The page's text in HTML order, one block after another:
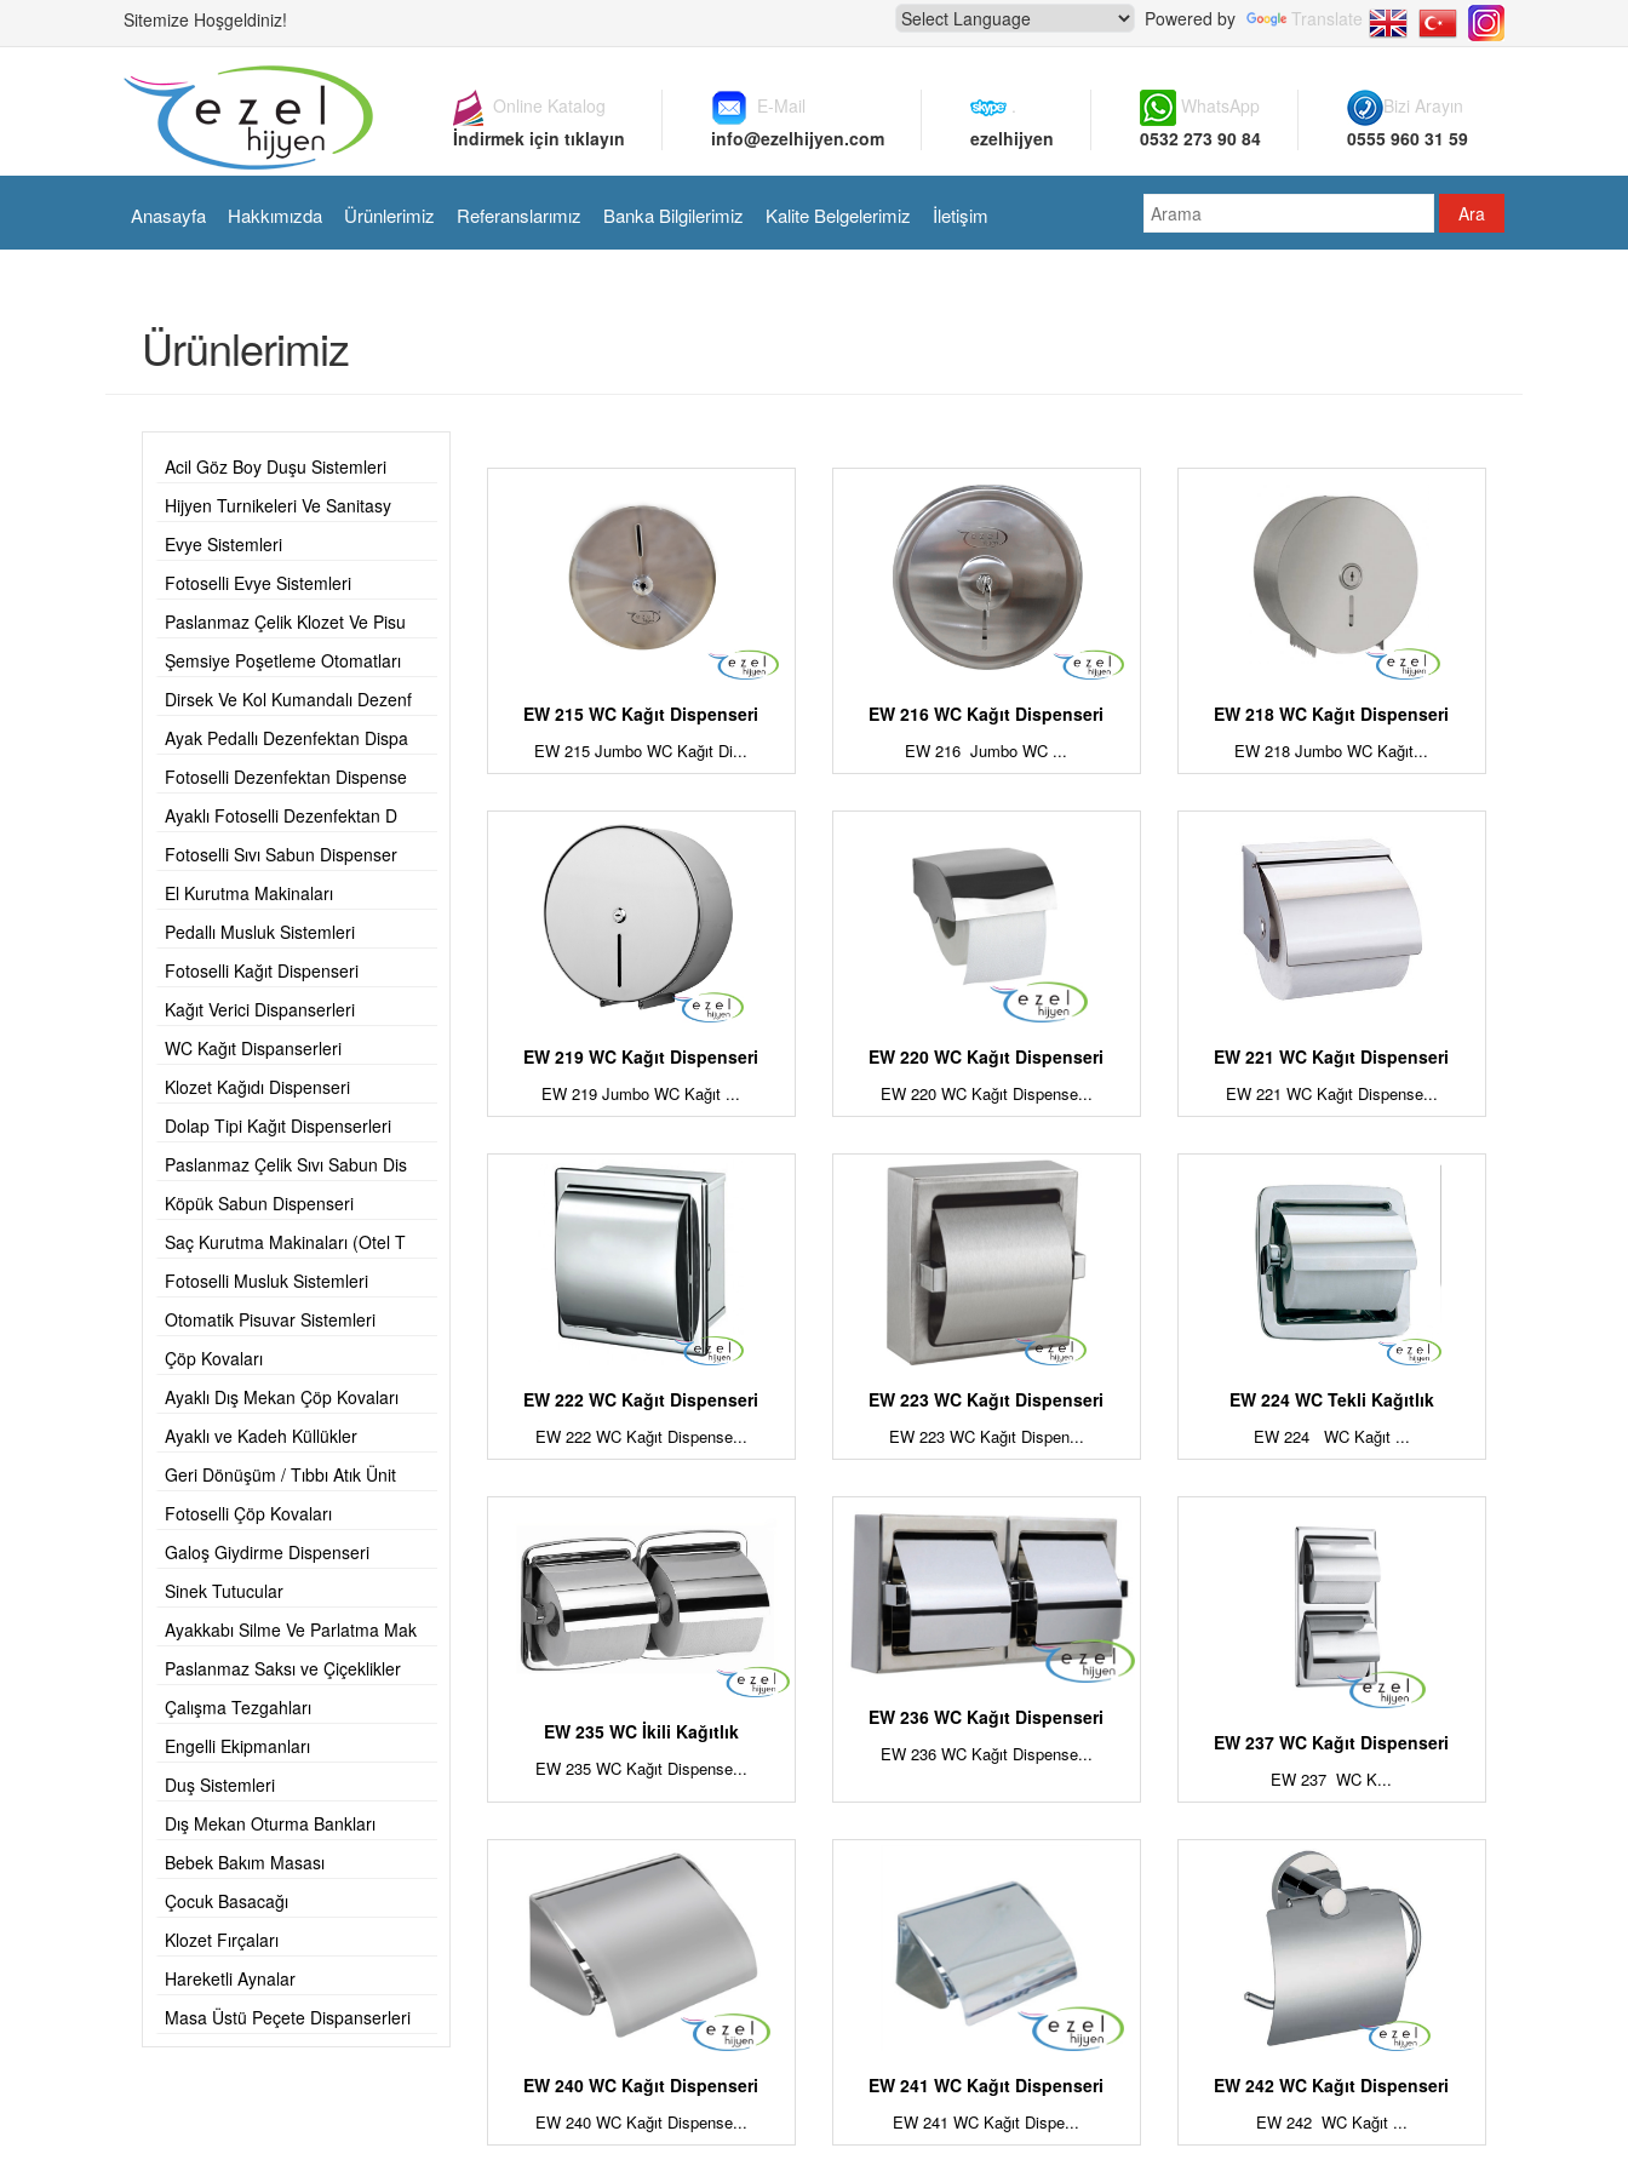
Sitemize Hoşgeldiniz! Powered by Translate
Bizi Arayın
0555 960 31 59
WhatsApp
0532 273 90 84
ezelhijyen
E-Mail
info@ezelhijyen.com
Online Katalog
İndirmek için tıklayın
Anasayfa Hakkımızda Ürünlerimiz Referanslarımız Banka Bilgilerimiz Kalite Belgelerimiz İletişim
Ürünlerimiz
Acil Göz Boy Duşu Sistemleri
Hijyen Turnikeleri Ve Sanitasy
Evye Sistemleri
Fotoselli Evye Sistemleri
Paslanmaz Çelik Klozet Ve Pisu
Şemsiye Poşetleme Otomatları
Dirsek Ve Kol Kumandalı Dezenf
Ayak Pedallı Dezenfektan Dispa
Fotoselli Dezenfektan Dispense
Ayaklı Fotoselli Dezenfektan D
Fotoselli Sıvı Sabun Dispenser
El Kurutma Makinaları
Pedallı Musluk Sistemleri
Fotoselli Kağıt Dispenseri
Kağıt Verici Dispanserleri
WC Kağıt Dispanserleri
Klozet Kağıdı Dispenseri
Dolap Tipi Kağıt Dispenserleri
Paslanmaz Çelik Sıvı Sabun Dis
Köpük Sabun Dispenseri
Saç Kurutma Makinaları (Otel T
Fotoselli Musluk Sistemleri
Otomatik Pisuvar Sistemleri
Çöp Kovaları
Ayaklı Dış Mekan Çöp Kovaları
Ayaklı ve Kadeh Küllükler
Geri Dönüşüm / Tıbbı Atık Ünit
Fotoselli Çöp Kovaları
Galoş Giydirme Dispenseri
Sinek Tutucular
Ayakkabı Silme Ve Parlatma Mak
Paslanmaz Saksı ve Çiçeklikler
Çalışma Tezgahları
Engelli Ekipmanları
Duş Sistemleri
Dış Mekan Oturma Bankları
Bebek Bakım Masası
Çocuk Basacağı
Klozet Fırçaları
Hareketli Aynalar
Masa Üstü Peçete Dispanserleri
EW 215 WC Kağıt Dispenseri
EW 215 Jumbo WC Kağıt Di...
EW 216 WC Kağıt Dispenseri
EW 216 Jumbo WC ...
EW 218 WC Kağıt Dispenseri
EW 218 Jumbo WC Kağıt...
EW 219 WC Kağıt Dispenseri
EW 219 Jumbo WC Kağıt ...
EW 220 WC Kağıt Dispenseri
EW 220 WC Kağıt Dispense...
EW 221 WC Kağıt Dispenseri
EW 221 WC Kağıt Dispense...
EW 222 WC Kağıt Dispenseri
EW 222 WC Kağıt Dispense...
EW 223 WC Kağıt Dispenseri
EW 223 WC Kağıt Dispen...
EW 224 WC Tekli Kağıtlık
EW 224 WC Kağıt ...
EW 235 WC İkili Kağıtlık
EW 235 WC Kağıt Dispense...
EW 236 WC Kağıt Dispenseri
EW 236 WC Kağıt Dispense... EW 237 WC Kağıt Dispenseri
EW 237 WC K...
EW 240 WC Kağıt Dispenseri
EW 240 WC Kağıt Dispense...
EW 241 WC Kağıt Dispenseri
EW 241 WC Kağıt Dispe...
EW 242 WC Kağıt Dispenseri
EW 242 WC Kağıt ...